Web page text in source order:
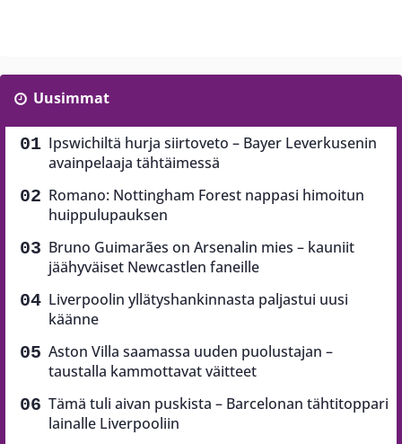
Uusimmat
Ipswichiltä hurja siirtoveto – Bayer Leverkusenin
avainpelaaja tähtäimessä
Romano: Nottingham Forest nappasi himoitun
huippulupauksen
Bruno Guimarães on Arsenalin mies – kauniit
jäähyväiset Newcastlen faneille
Liverpoolin yllätyshankinnasta paljastui uusi
käänne
Aston Villa saamassa uuden puolustajan –
taustalla kammottavat väitteet
Tämä tuli aivan puskista – Barcelonan tähtitoppari
lainalle Liverpooliin